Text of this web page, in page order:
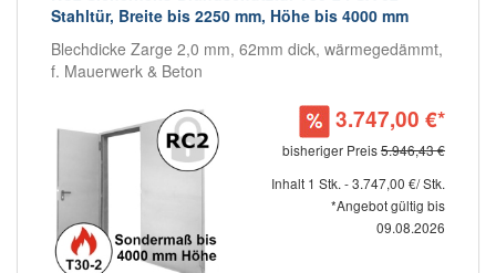
Stahltür, Breite bis 2250 mm, Höhe bis 4000 mm
Blechdicke Zarge 2,0 mm, 62mm dick, wärmegedämmt,
f. Mauerwerk & Beton
3.747,00 €*
bisheriger Preis5.946,43 €
Inhalt 1 Stk. - 3.747,00 €/ Stk.
*Angebot gültig bis
09.08.2026